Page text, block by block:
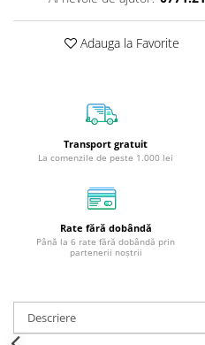
Adauga la Favorite
Transport gratuit
La comenzile de peste 1.000 lei
Rate fără dobândă
Până la 6 rate fără dobândă prin
partenerii noștrii
Descriere